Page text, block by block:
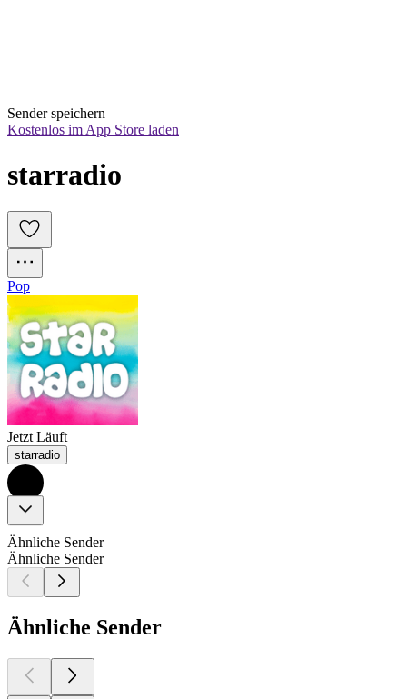
Sender speichern
Kostenlos im App Store laden
starradio
Pop
Jetzt Läuft
starradio
Ähnliche Sender
Ähnliche Sender
Ähnliche Sender